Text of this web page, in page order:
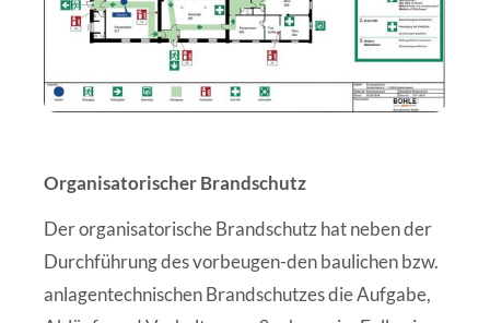
Organisatorischer Brandschutz
Der organisatorische Brandschutz hat neben der
Durchführung des vorbeugen-den baulichen bzw.
anlagentechnischen Brandschutzes die Aufgabe,